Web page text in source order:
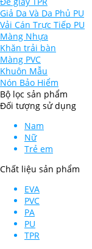
Giả Da Và Da Phủ PU
Vải Cán Trực Tiếp PU
Màng Nhựa
Khăn trải bàn
Màng PVC
Khuôn Mẫu
Nón Bảo Hiểm
Bộ lọc sản phẩm
Đối tượng sử dụng
Nam
Nữ
Trẻ em
Chất liệu sản phẩm
EVA
PVC
PA
PU
TPR